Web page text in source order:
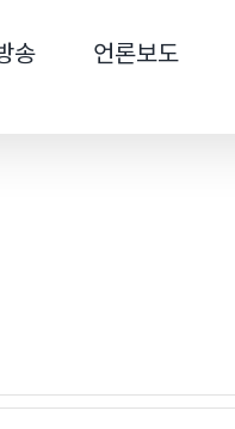
송 언론보도